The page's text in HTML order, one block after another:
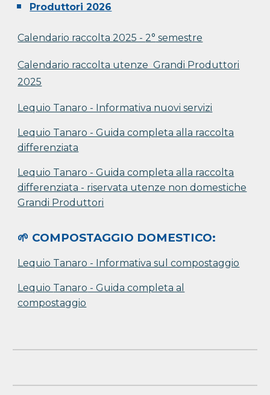
Produttori 2026
Calendario raccolta 2025 -2° semestre
Calendario raccolta utenze Grandi Produttori
2025
Lequio Tanaro - Informativa nuovi servizi
Lequio Tanaro - Guida completa alla raccolta
differenziata
Lequio Tanaro - Guida completa alla raccolta
differenziata - riservata utenze non domestiche
Grandi Produttori
🌱 COMPOSTAGGIO DOMESTICO:
Lequio Tanaro - Informativa sul compostaggio
Lequio Tanaro - Guida completa al
compostaggio